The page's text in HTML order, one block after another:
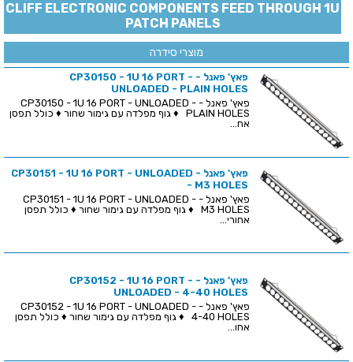
CLIFF ELECTRONIC COMPONENTS FEED THROUGH 1U
PATCH PANELS
מוצרי סידרה
פאץ' פאנל - CP30150 - 1U 16 PORT -
UNLOADED - PLAIN HOLES
פאץ' פאנל - CP30150 - 1U 16 PORT - UNLOADED -
PLAIN HOLES ♦ גוף מפלדה עם גימור שחור ♦ כולל תפסן
אח...
פאץ' פאנל - CP30151 - 1U 16 PORT - UNLOADED
- M3 HOLES
פאץ' פאנל - CP30151 - 1U 16 PORT - UNLOADED -
M3 HOLES ♦ גוף מפלדה עם גימור שחור ♦ כולל תפסן
אחורי...
פאץ' פאנל - CP30152 - 1U 16 PORT -
UNLOADED - 4-40 HOLES
פאץ' פאנל - CP30152 - 1U 16 PORT - UNLOADED -
4-40 HOLES ♦ גוף מפלדה עם גימור שחור ♦ כולל תפסן
אחו...